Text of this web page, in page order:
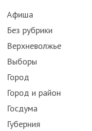
Афиша
Без рубрики
Верхневолжье
Выборы
Город
Город и район
Госдума
Губерния